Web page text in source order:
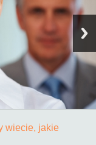
wiecie, jakie